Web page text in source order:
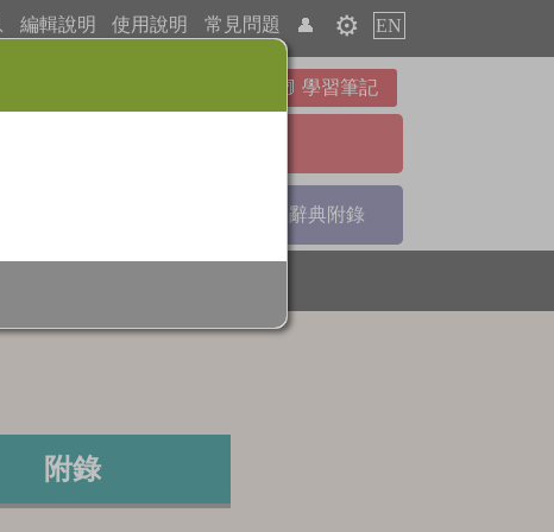
編輯說明 使用說明 常見問題 👤 ⚙️ EN
學習筆記
辭典附錄
附錄